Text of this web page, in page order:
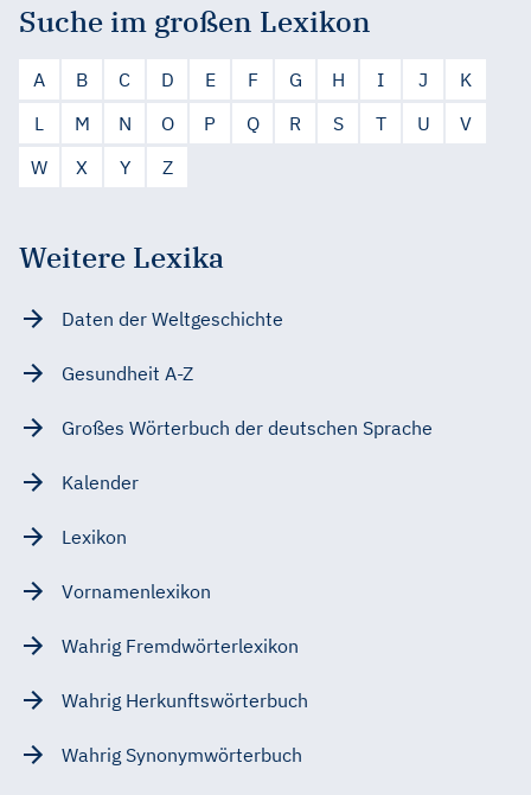
Suche im großen Lexikon
A B C D E F G H I J
K
L
M N O P Q R S T U
V
W
X Y Z
Weitere Lexika
Daten der Weltgeschichte
Gesundheit A-Z
Großes Wörterbuch der deutschen Sprache
Kalender
Lexikon
Vornamenlexikon
Wahrig Fremdwörterlexikon
Wahrig Herkunftswörterbuch
Wahrig Synonymwörterbuch